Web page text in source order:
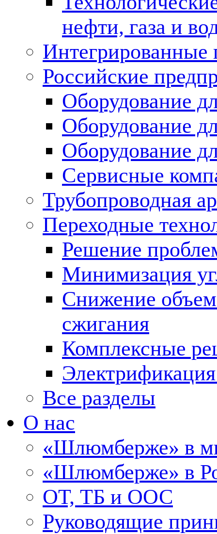
нефти, газа и
Российские
Оборудование
Оборудование
Оборудование
Сервисные
Трубопроводная
Переходные
Решение
Минимизация
Снижение
сжигания
Комплексные
Все разделы
О нас
«Шлюмберже» в
«Шлюмберже» в
ОТ, ТБ и ООС
Руководящие